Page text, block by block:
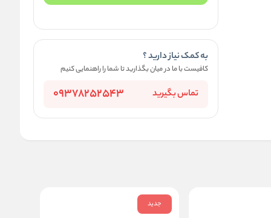
به کمک نیاز دارید ؟
کافیست با ما در میان بگذارید تا شما را راهنمایی کنیم
تماس بگیرید 09378252543
جدید